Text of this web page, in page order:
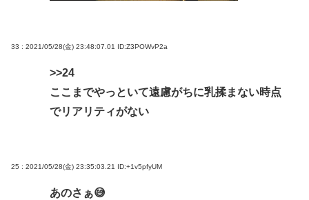
33 : 2021/05/28(金) 23:48:07.01 ID:Z3POWvP2a
>>24
ここまでやっといて遠慮がちに乳揉まない時点
でリアリティがない
25 : 2021/05/28(金) 23:35:03.21 ID:+1v5pfyUM
あのさぁ😅